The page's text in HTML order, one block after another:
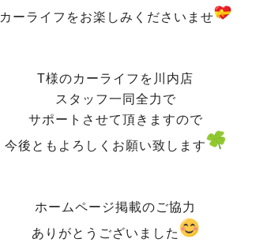
カーライフをお楽しみくださいませ
T様のカーライフを川内店
スタッフ一同全力で
サポートさせて頂きますので
今後ともよろしくお願い致します
ホームページ掲載のご協力
ありがとうございました